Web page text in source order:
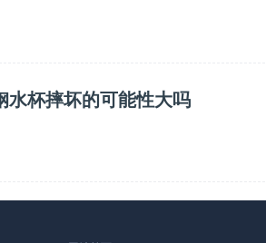
水杯摔坏的可能性大吗